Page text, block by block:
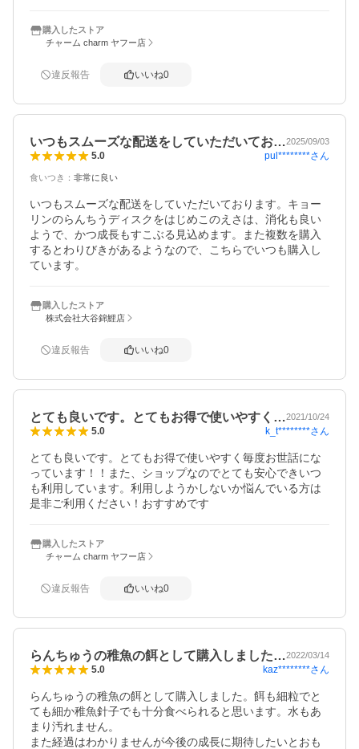
購入したストア
チャーム charm ヤフー店
違反報告 いいね0
いつもスムーズな配送をしていただいてお…2025/09/03
5.0 pul********さん
食いつき ： 非常に良い
いつもスムーズな配送をしていただいております。キョー
リンのらんちうディスクをはじめこのえさは、消化も良い
ようで、かつ成長もすこぶる見込めます。また複数を購入
するとわりびきがあるようなので、こちらでいつも購入し
ています。
購入したストア
株式会社大谷錦鯉店
違反報告 いいね0
とても良いです。とてもお得で使いやすく…2021/10/24
5.0 k_t********さん
とても良いです。とてもお得で使いやすく毎度お世話にな
っています！！また、ショップなのでとても安心できいつ
も利用しています。利用しようかしないか悩んでいる方は
是非ご利用ください！おすすめです
購入したストア
チャーム charm ヤフー店
違反報告 いいね0
らんちゅうの稚魚の餌として購入しました…2022/03/14
5.0 kaz********さん
らんちゅうの稚魚の餌として購入しました。餌も細粒でと
ても細か稚魚針子でも十分食べられると思います。水もあ
まり汚れません。
また経過はわかりませんが今後の成長に期待したいとおも